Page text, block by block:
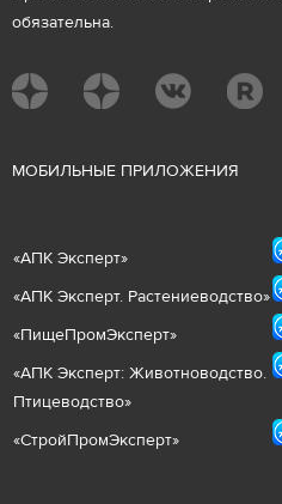
обязательна.
МОБИЛЬНЫЕ ПРИЛОЖЕНИЯ
«АПК Эксперт»
«АПК Эксперт. Растениеводство»
«ПищеПромЭксперт»
«АПК Эксперт: Животноводство.
Птицеводство»
«СтройПромЭксперт»